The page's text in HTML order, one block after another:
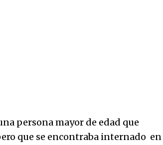
persona mayor de edad que
que se encontraba internado en